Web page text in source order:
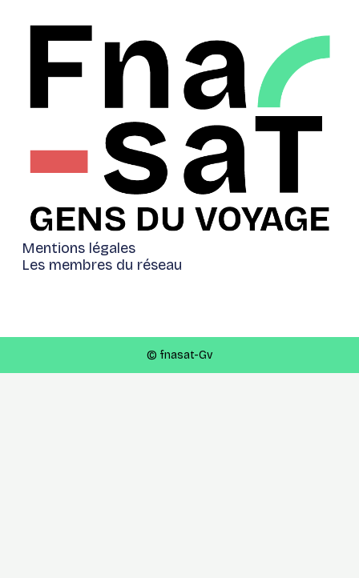
Mentions légales
Les membres du réseau
© fnasat-Gv